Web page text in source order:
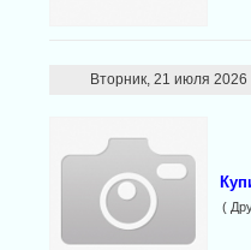
Вторник, 21 июля 2026
(